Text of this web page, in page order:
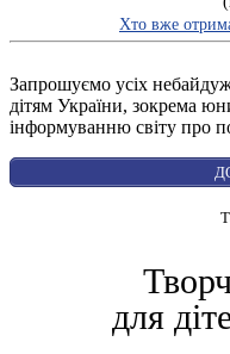
Хто вже
Запрошуємо усіх
дітям України, зокрема
інформуванню світу про
для